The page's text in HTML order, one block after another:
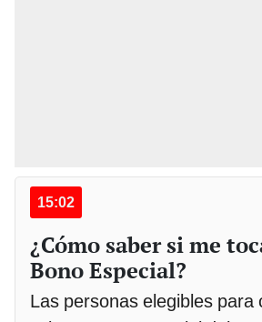
15:02
¿Cómo saber si me
Bono Especial?
Las personas elegibles para